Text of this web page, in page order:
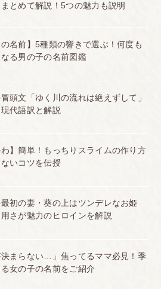
とめて解説！5つの魅力も説明
の名前】5種類の響きで選ぶ！何度も
る男の子の名前図鑑
頭文「ゆく川の流れは絶えずして」
代語訳と解説
わ】簡単！もっちりスライムの作り方
ないコツを伝授
初の妻・葵の上はツンデレなお姫
さが魅力のヒロインを解説
決まらない…」焦ってるママ必見！季
女の子の名前をご紹介